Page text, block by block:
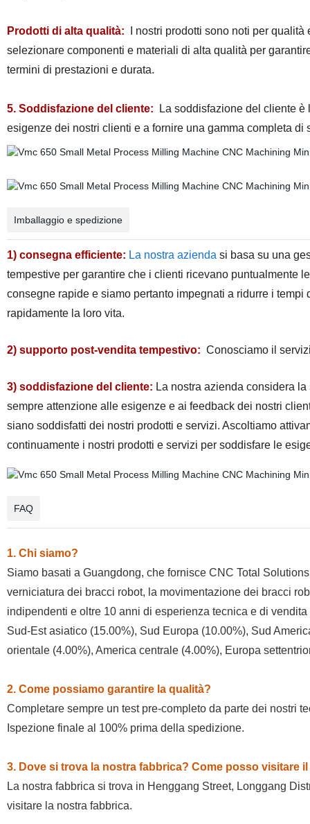
Prodotti di alta qualità:
I nostri prodotti sono noti per
selezionare componenti e materiali di alta qualità per
termini di prestazioni e durata.
5. Soddisfazione del cliente:
La soddisfazione del cliente
esigenze dei nostri clienti e a fornire una gamma completa
Imballaggio e spedizione
1) consegna efficiente: La nostra azienda si basa su una
tempestive per garantire che i clienti ricevano puntualmente
consegne rapide e siamo pertanto impegnati a ridurre i
rapidamente la loro vita.
2) supporto post-vendita tempestivo: Conosciamo il
3) soddisfazione del cliente: La nostra azienda considera
sempre attenzione alle esigenze e ai feedback dei nostri
siano soddisfatti dei nostri prodotti e servizi. Ascoltiamo
continuamente i nostri prodotti e servizi per soddisfare le
FAQ
1. Chi siamo?
Siamo basati a Guangdong, che fornisce CNC Total
verniciatura dei bracci robot, la movimentazione dei bracci
indipendenti e oltre 10 anni di esperienza tecnica e di
Sud-Est asiatico (15.00%), Sud Europa (10.00%), Sud
orientale (4.00%), America centrale (4.00%), Europa
2. Come possiamo garantire la qualità?
Completare sempre un test pre-completo da parte dei nostri
Ispezione finale al 100% prima della spedizione.
3. Dove si trova la nostra fabbrica? Come posso visitare
La nostra fabbrica si trova in Henggang Street, Longgang
visitare la nostra fabbrica.